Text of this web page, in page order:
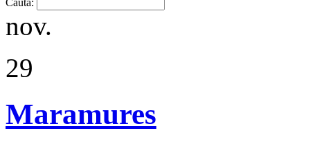
nov.
29
Maramures